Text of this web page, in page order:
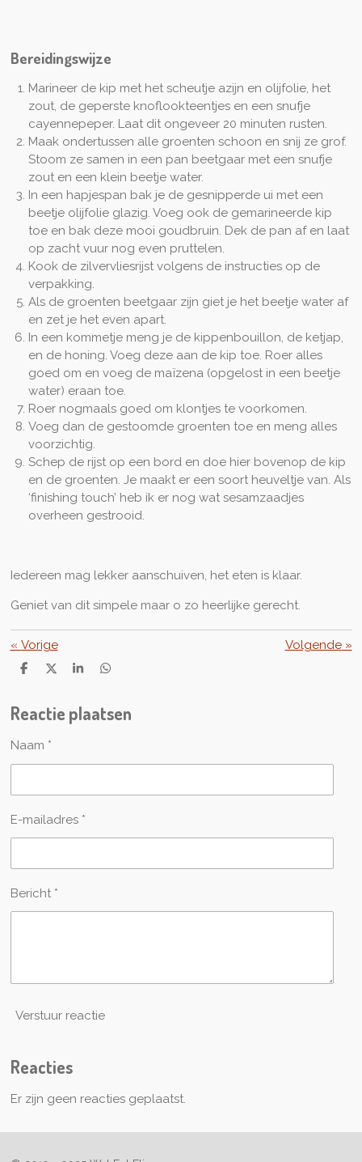
Bereidingswijze
Marineer de kip met het scheutje azijn en olijfolie, het
zout, de geperste knoflookteentjes en een snufje
cayennepeper. Laat dit ongeveer 20 minuten rusten.
Maak ondertussen alle groenten schoon en snij ze grof.
Stoom ze samen in een pan beetgaar met een snufje
zout en een klein beetje water.
In een hapjespan bak je de gesnipperde ui met een
beetje olijfolie glazig. Voeg ook de gemarineerde kip
toe en bak deze mooi goudbruin. Dek de pan af en laat
op zacht vuur nog even pruttelen.
Kook de zilvervliesrijst volgens de instructies op de
verpakking.
Als de groenten beetgaar zijn giet je het beetje water af
en zet je het even apart.
In een kommetje meng je de kippenbouillon, de ketjap,
en de honing. Voeg deze aan de kip toe. Roer alles
goed om en voeg de maïzena (opgelost in een beetje
water) eraan toe.
Roer nogmaals goed om klontjes te voorkomen.
Voeg dan de gestoomde groenten toe en meng alles
voorzichtig.
Schep de rijst op een bord en doe hier bovenop de kip
en de groenten. Je maakt er een soort heuveltje van. Als
‘finishing touch’ heb ik er nog wat sesamzaadjes
overheen gestrooid.
Iedereen mag lekker aanschuiven, het eten is klaar.
Geniet van dit simpele maar o zo heerlijke gerecht.
« Vorige Volgende»
D
e
n
D
l
S
r
e
D
e
n
Reactie plaatsen
Naam *
E-mailadres *
Bericht *
Verstuur reactie
Reacties
Er zijn geen reacties geplaatst.